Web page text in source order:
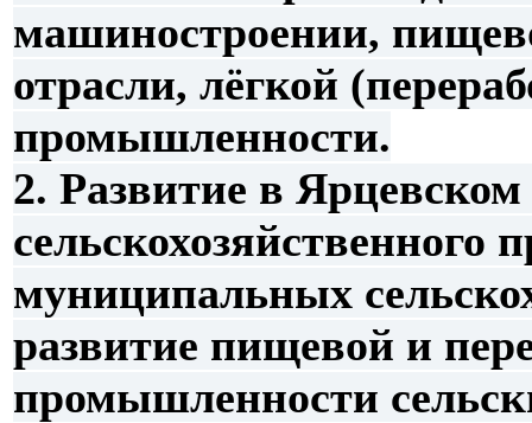
машиностроении,
отрасли, лёгкой
промышленности.
2. Развитие в
сельскохозяйственного
муниципальных
развитие пищевой и
промышленности